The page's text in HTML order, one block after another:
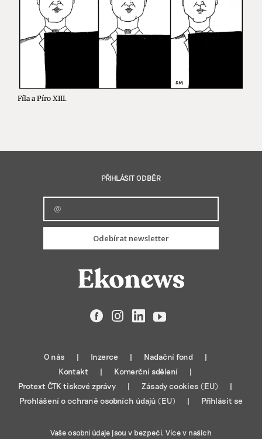
Fíla a Píro XIII.
PŘIHLÁSIT ODBĚR
Odebírat newsletter
FacebookInstagramLinkedIn
YouTube
O nás Inzerce
Nadační fond
Kontakt
Komerční sdělení
Protext ČTK tiskové zprávy
Zásady cookies (EU)
Prohlášení o ochraně osobních údajů (EU)
Přihlásit se
Vaše osobní údaje jsou v bezpečí. Více v našich